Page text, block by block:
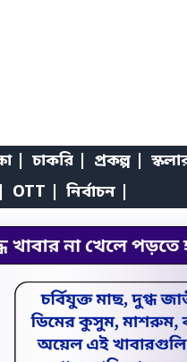
| চাকরি | প্রকল্প |
OTT | নির্বাচন |